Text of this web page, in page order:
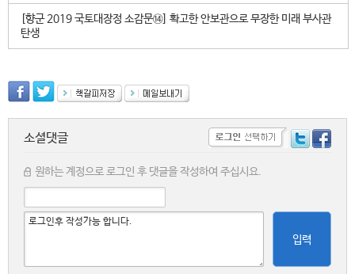
[향군 2019 국토대장정 소감문⑭] 확고한 안보관으로 무장한 미래 부사관
탄생
소셜댓글
원하는 계정으로 로그인 후 댓글을 작성하여 주십시요.
입력